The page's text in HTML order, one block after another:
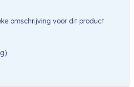
omschrijving voor dit product